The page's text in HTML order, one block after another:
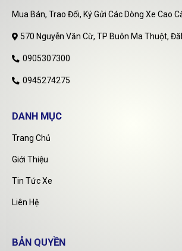
Mua Bán, Trao Đổi, Ký Gửi Các Dòng Xe Cao
570 Nguyễn Văn Cừ, TP Buôn Ma Thuột,
0905307300
0945274275
DANH MỤC
Trang Chủ
Giới Thiệu
Tin Tức Xe
Liên Hệ
BẢN QUYỀN